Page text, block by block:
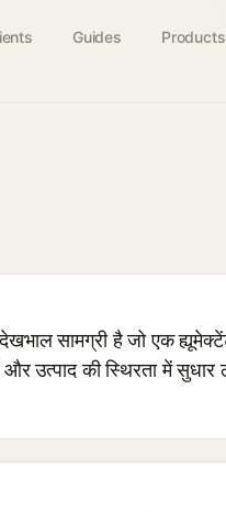
Guides Products
सामग्री है जो एक
उत्पाद की स्थिरता में सुधार